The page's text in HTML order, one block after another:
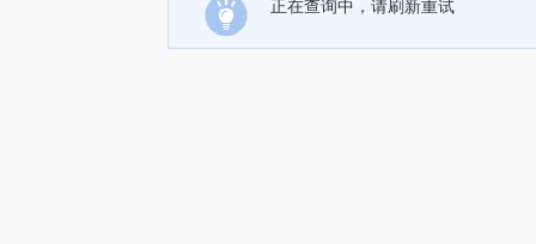
正在查询中，请刷新重试